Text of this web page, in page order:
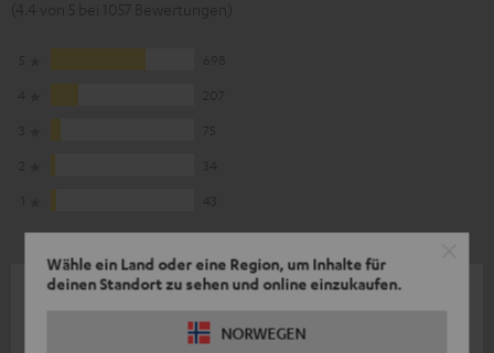
Wähle ein Land oder eine Region, um Inhalte für
deinen Standort zu sehen und online einzukaufen.
NORWEGEN
17.07.2026